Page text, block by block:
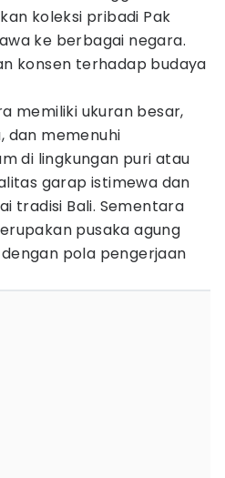
koleksi pribadi Pak
ke berbagai negara.
konsen terhadap budaya
memiliki ukuran besar,
dan memenuhi
di lingkungan puri atau
garap istimewa dan
tradisi Bali. Sementara
pusaka agung
pola pengerjaan